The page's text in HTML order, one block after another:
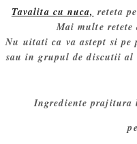
Tavalita cu nuca, reteta
Mai multe
Nu uitati ca va astept si pe
sau in grupul de discutii
Ingrediente prajitura